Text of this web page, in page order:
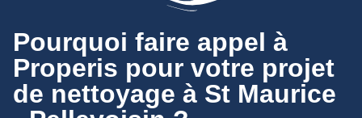
Pourquoi faire appel à
Properis pour votre projet
de nettoyage à St Maurice